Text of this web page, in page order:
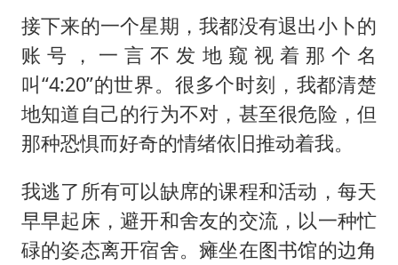
接下来的一个星期，我都没有退出小卜的
账号，一言不发地窥视着那个名
叫“4:20”的世界。很多个时刻，我都清楚
地知道自己的行为不对，甚至很危险，但
那种恐惧而好奇的情绪依旧推动着我。
我逃了所有可以缺席的课程和活动，每天
早早起床，避开和舍友的交流，以一种忙
碌的姿态离开宿舍。瘫坐在图书馆的边角